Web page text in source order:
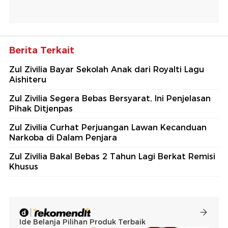
Berita Terkait
Zul Zivilia Bayar Sekolah Anak dari Royalti Lagu
Aishiteru
Zul Zivilia Segera Bebas Bersyarat, Ini Penjelasan
Pihak Ditjenpas
Zul Zivilia Curhat Perjuangan Lawan Kecanduan
Narkoba di Dalam Penjara
Zul Zivilia Bakal Bebas 2 Tahun Lagi Berkat Remisi
Khusus